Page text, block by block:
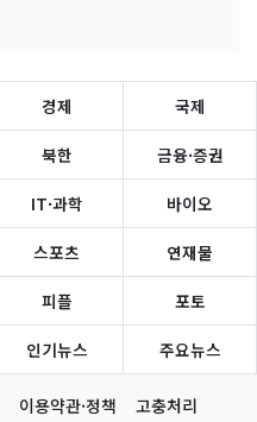
경제 국제
북한 금융·증권
IT·과학 바이오
스포츠 연재물
피플 포토
인기뉴스 주요뉴스
이용약관·정책 고충처리